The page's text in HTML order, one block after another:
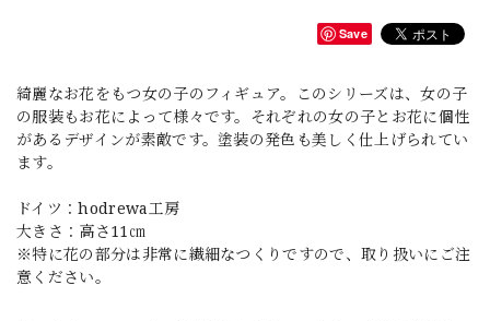
Save
綺麗なお花をもつ女の子のフィギュア。このシリーズは、女の子
の服装もお花によって様々です。それぞれの女の子とお花に個性
があるデザインが素敵です。塗装の発色も美しく仕上げられてい
ます。
ドイツ：hodrewa工房
大きさ：高さ11㎝
※特に花の部分は非常に繊細なつくりですので、取り扱いにご注
意ください。